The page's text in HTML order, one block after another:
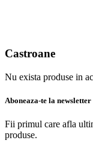
Castroane
Nu exista produse in
Aboneaza-te la newsletter
Fii primul care afla
produse.